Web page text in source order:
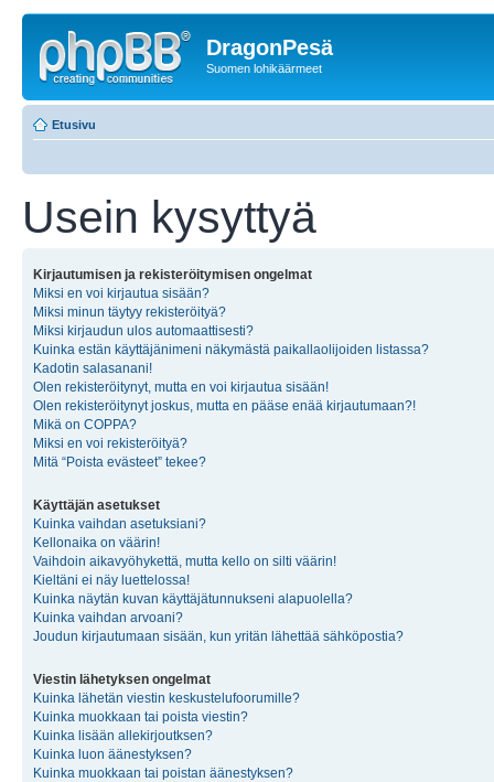
DragonPesä
Suomen lohikäärmeet
Etusivu
Usein kysyttyä
Kirjautumisen ja rekisteröitymisen ongelmat
Miksi en voi kirjautua sisään?
Miksi minun täytyy rekisteröityä?
Miksi kirjaudun ulos automaattisesti?
Kuinka estän käyttäjänimeni näkymästä paikallaolijoiden listassa?
Kadotin salasanani!
Olen rekisteröitynyt, mutta en voi kirjautua sisään!
Olen rekisteröitynyt joskus, mutta en pääse enää kirjautumaan?!
Mikä on COPPA?
Miksi en voi rekisteröityä?
Mitä “Poista evästeet” tekee?
Käyttäjän asetukset
Kuinka vaihdan asetuksiani?
Kellonaika on väärin!
Vaihdoin aikavyöhykettä, mutta kello on silti väärin!
Kieltäni ei näy luettelossa!
Kuinka näytän kuvan käyttäjätunnukseni alapuolella?
Kuinka vaihdan arvoani?
Joudun kirjautumaan sisään, kun yritän lähettää sähköpostia?
Viestin lähetyksen ongelmat
Kuinka lähetän viestin keskustelufoorumille?
Kuinka muokkaan tai poista viestin?
Kuinka lisään allekirjoutksen?
Kuinka luon äänestyksen?
Kuinka muokkaan tai poistan äänestyksen?